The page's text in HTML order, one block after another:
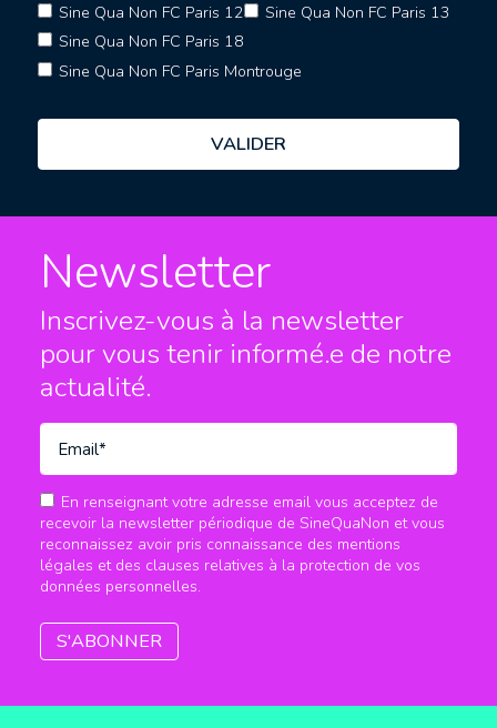
Sine Qua Non FC Paris 12
Sine Qua Non FC Paris 13
Sine Qua Non FC Paris 18
Sine Qua Non FC Paris Montrouge
Newsletter
Inscrivez-vous à la newsletter
pour vous tenir informé.e de notre
actualité.
En renseignant votre adresse email vous acceptez de
recevoir la newsletter périodique de SineQuaNon et vous
reconnaissez avoir pris connaissance des mentions
légales et des clauses relatives à la protection de vos
données personnelles.